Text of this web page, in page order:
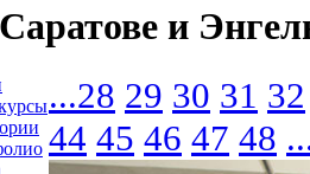
и
...28 29 30 31 32
44 45 46 47 48